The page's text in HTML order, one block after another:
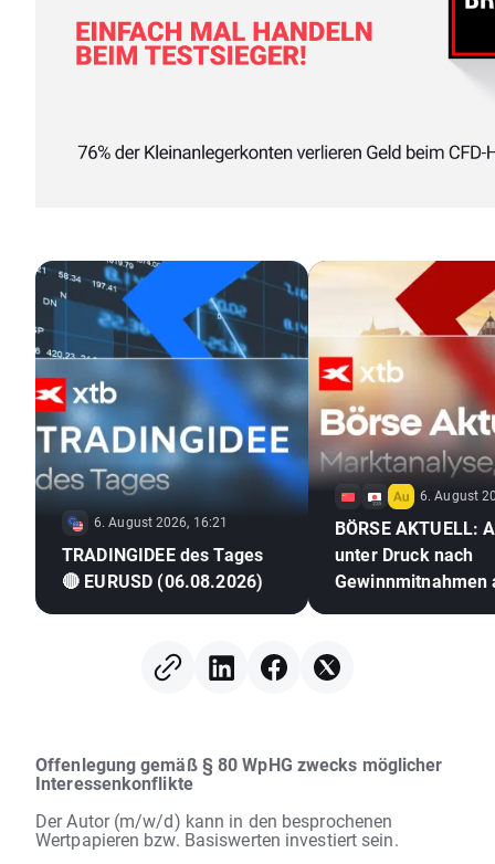
6. August 2026, 16:21
TRADINGIDEE des Tages
🔴 EURUSD (06.08.2026)
6. August
BÖRSE AKTUELL:
unter Druck nach
Gewinnmitnahmen
Offenlegung gemäß § 80 WpHG zwecks möglicher
Interessenkonflikte
Der Autor (m/w/d) kann in den besprochenen
Wertpapieren bzw. Basiswerten investiert sein.